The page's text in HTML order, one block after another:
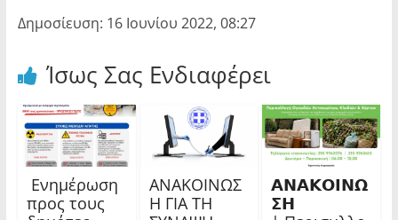
Δημοσίευση: 16 Ιουνίου 2022, 08:27
Ίσως Σας Ενδιαφέρει
Ενημέρωση
προς τους
ΑΝΑΚΟΙΝΩΣ
Η ΓΙΑ ΤΗ
𝝖𝝢𝝖𝝟𝝤𝝞𝝢𝝮
𝝨𝝜